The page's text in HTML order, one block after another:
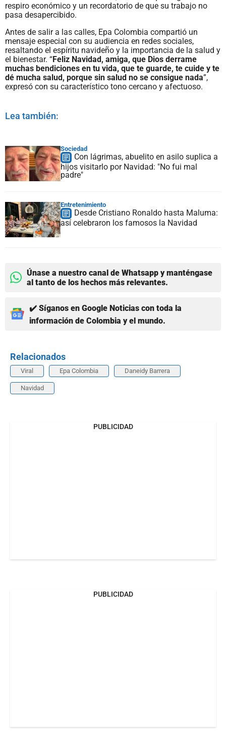
respiro económico y un recordatorio de que su trabajo no
pasa desapercibido.
Antes de salir a las calles, Epa Colombia compartió un
mensaje especial con su audiencia en redes sociales,
resaltando el espíritu navideño y la importancia de la salud y
el bienestar. “Feliz Navidad, amiga, que Dios derrame
muchas bendiciones en tu vida, que te guarde, te cuide y te
dé mucha salud, porque sin salud no se consigue nada”,
expresó con su característico tono cercano y afectuoso.
Lea también:
Sociedad
Con lágrimas, abuelito en asilo suplica a
hijos visitarlo por Navidad: "No fui mal
padre"
Entretenimiento
Desde Cristiano Ronaldo hasta Maluma:
así celebraron los famosos la Navidad
Únase a nuestro canal de Whatsapp y manténgase
al tanto de los hechos más relevantes.
✔️ Síganos en Google Noticias con toda la
información de Colombia y el mundo.
Relacionados
Viral Epa Colombia Daneidy Barrera
Navidad
PUBLICIDAD
PUBLICIDAD